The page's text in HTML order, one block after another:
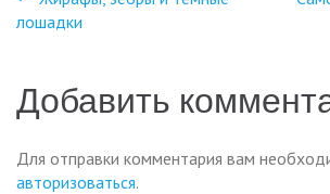
Навигация
записям
лошадки
Добавить
Для отправки комментария вам
авторизоваться.